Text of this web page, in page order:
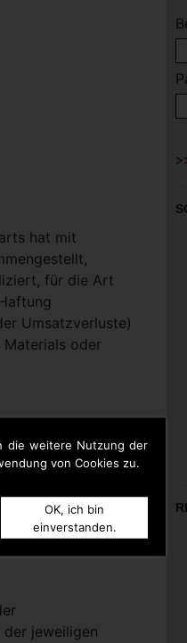
die weitere Nutzung der
von Cookies zu.
OK, ich bin
einverstanden.
hat mit
für die Art
Umsatzverluste)
oder
sie keinerlei
Deshalb distanziert
dieser Homepage
jeweiligen